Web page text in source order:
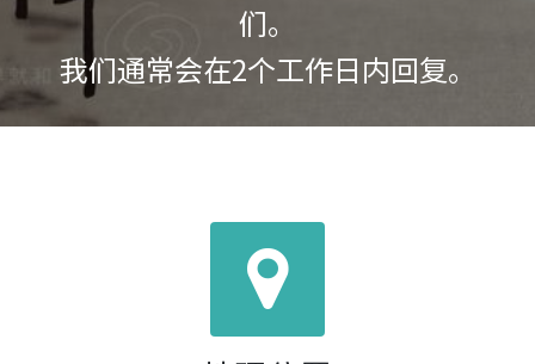
们。
我们通常会在2个工作日内回复。